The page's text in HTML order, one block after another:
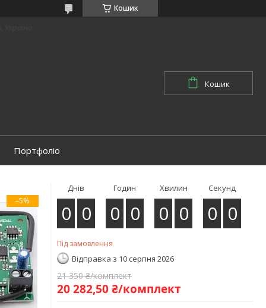
Кошик
Кошик
Портфоліо
–5%
Днів
0 0
Годин
0 0
Хвилин
0 0
Секунд
0 0
Під замовлення
Відправка з 10 серпня 2026
21 350 ₴/комплект
20 282,50 ₴/комплект